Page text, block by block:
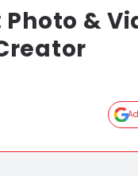
Photo &